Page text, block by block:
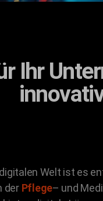
Ihr
Welt ist es
der Pflege– und